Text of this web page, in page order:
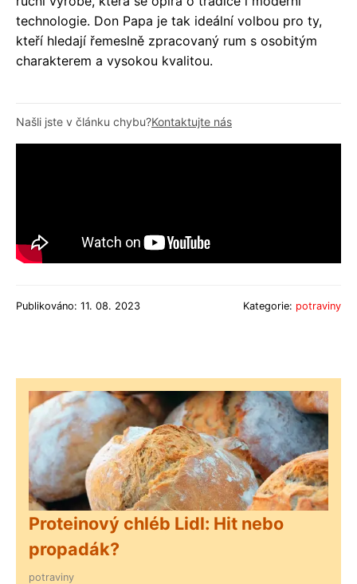
technologie. Don Papa je tak ideální volbou pro ty,
kteří hledají řemeslně zpracovaný rum s osobitým
charakterem a vysokou kvalitou.
Našli jste v článku chybu?Kontaktujte nás
Publikováno: 11. 08. 2023 Kategorie: potraviny
Proteinový chléb Lidl: Hit nebo
propadák?
potraviny